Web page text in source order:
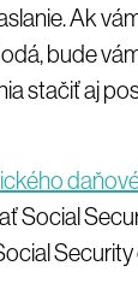
Ak
bude
stačiť aj
Social